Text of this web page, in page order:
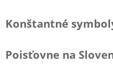
Konštantné
Poisťovne na